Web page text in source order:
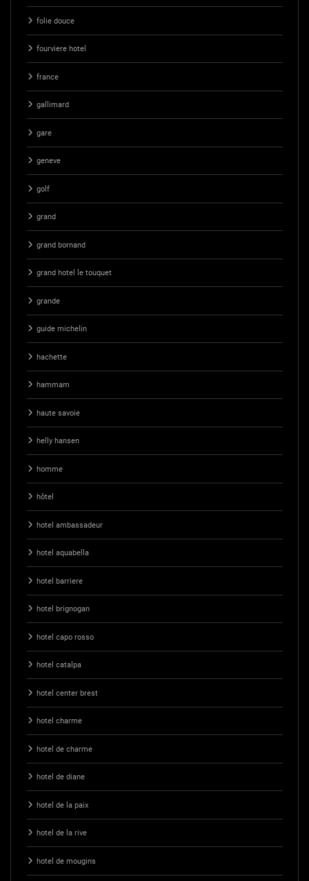
folie douce
fourviere hotel
france
gallimard
gare
geneve
golf
grand
grand bornand
grand hotel le touquet
grande
guide michelin
hachette
hammam
haute savoie
helly hansen
homme
hôtel
hotel ambassadeur
hotel aquabella
hotel barriere
hotel brignogan
hotel capo rosso
hotel catalpa
hotel center brest
hotel charme
hotel de charme
hotel de diane
hotel de la paix
hotel de la rive
hotel de mougins